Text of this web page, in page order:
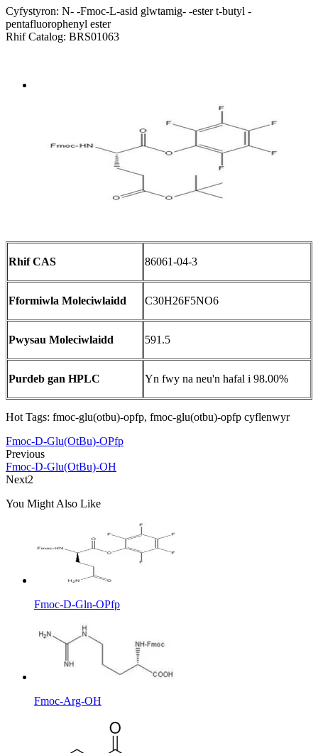
Cyfystyron: N- -Fmoc-L-asid glwtamig- -ester t-butyl -
pentafluorophenyl ester
Rhif Catalog: BRS01063
Rhif CAS 86061-04-3
Fformiwla Moleciwlaidd C30H26F5NO6
Pwysau Moleciwlaidd 591.5
Purdeb gan HPLC Yn fwy na neu'n hafal i 98.00%
Hot Tags: fmoc-glu(otbu)-opfp, fmoc-glu(otbu)-opfp cyflenwyr
Fmoc-D-Glu(OtBu)-OPfp
Previous
Fmoc-D-Glu(OtBu)-OH
Next2
You Might Also Like
Fmoc-D-Gln-OPfp
Fmoc-Arg-OH